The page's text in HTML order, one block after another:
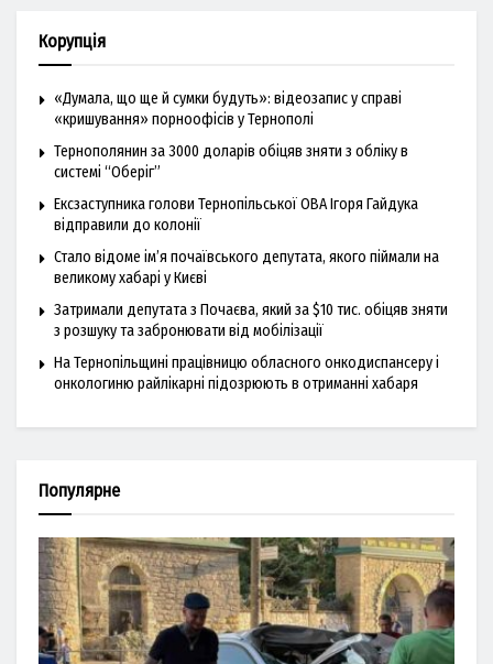
Корупція
«Думала, що ще й сумки будуть»: відеозапис у справі
«кришування» порноофісів у Тернополі
Тернополянин за 3000 доларів обіцяв зняти з обліку в
системі “Оберіг”
Ексзаступника голови Тернопільської ОВА Ігоря Гайдука
відправили до колонії
Стало відоме ім’я почаївського депутата, якого піймали на
великому хабарі у Києві
Затримали депутата з Почаєва, який за $10 тис. обіцяв зняти
з розшуку та забронювати від мобілізації
На Тернопільщині працівницю обласного онкодиспансеру і
онкологиню райлікарні підозрюють в отриманні хабаря
Популярне